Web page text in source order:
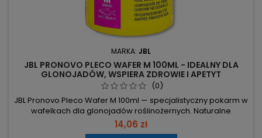
MARKA: JBL
JBL PRONOVO PLECO WAFER M 100ML - IDEALNY DLA
GLONOJADÓW, WSPIERA ZDROWIE I APETYT
(0)
JBL Pronovo Pleco Wafer M 100ml — specjalistyczny pokarm w
wafelkach dla glonojadów roślinożernych. Naturalne
surowce i proste dawkowanie. 100 ml – poręczne
opakowanie do regularnego karmienia. Rozmiar M, wafelki –
14,06 zł